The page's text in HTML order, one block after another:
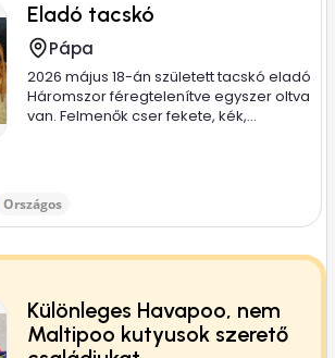
Eladó tacskó
Pápa
2026 május 18-án született tacskó eladó
Háromszor féregtelenítve egyszer oltva
van. Felmenők cser fekete, kék,...
Országos
Különleges Havapoo, nem
Maltipoo kutyusok szerető